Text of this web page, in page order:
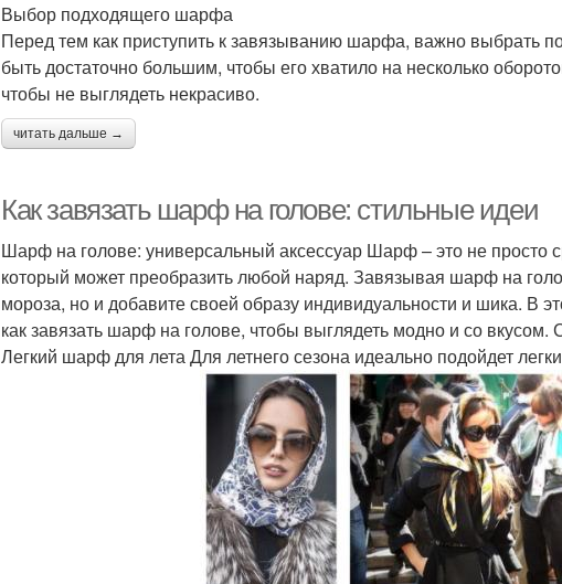
Выбор подходящего шарфа
Перед тем как приступить к завязыванию шарфа, важно выбрать
быть достаточно большим, чтобы его хватило на несколько
чтобы не выглядеть некрасиво.
читать дальше →
Как завязать шарф на голове: стильные идеи
Шарф на голове: универсальный аксессуар Шарф – это не просто
который может преобразить любой наряд. Завязывая шарф на
мороза, но и добавите своей образу индивидуальности и шика. В
как завязать шарф на голове, чтобы выглядеть модно и со
Легкий шарф для лета Для летнего сезона идеально подойдет